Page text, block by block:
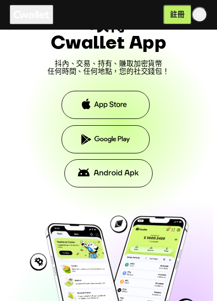
註冊
取得
Cwallet App
抖內、交易、持有、賺取加密貨幣
任何時間、任何地點，您的社交錢包！